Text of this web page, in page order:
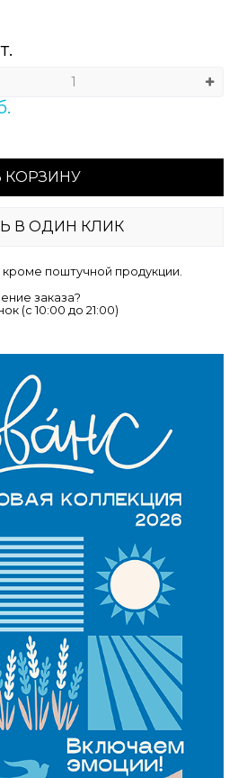
КОРЗИНУ
В ОДИН КЛИК
кроме поштучной продукции.
заказа?
(c 10:00 до 21:00)